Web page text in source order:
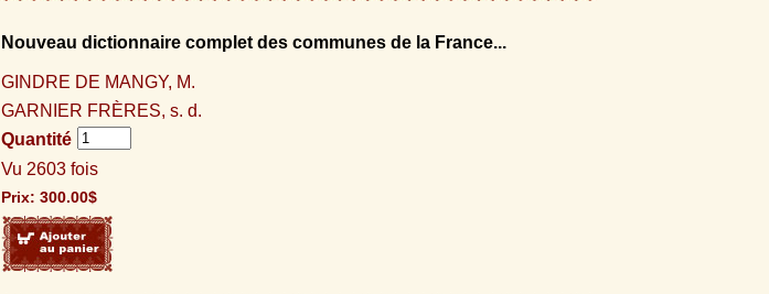
Nouveau dictionnaire complet des communes de la France...
GINDRE DE MANGY, M.
GARNIER FRÈRES, s. d.
Quantité
Vu 2603 fois
Prix: 300.00$